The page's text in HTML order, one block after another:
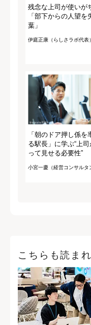
残念な上司が使いが
「部下からの人望を
葉」
伊庭正康（らしさラボ代表）
「朝のドア押し係を
る駅長」に学ぶ“上
って見せる必要性”
小宮一慶（経営コンサルタ
こちらも読ま